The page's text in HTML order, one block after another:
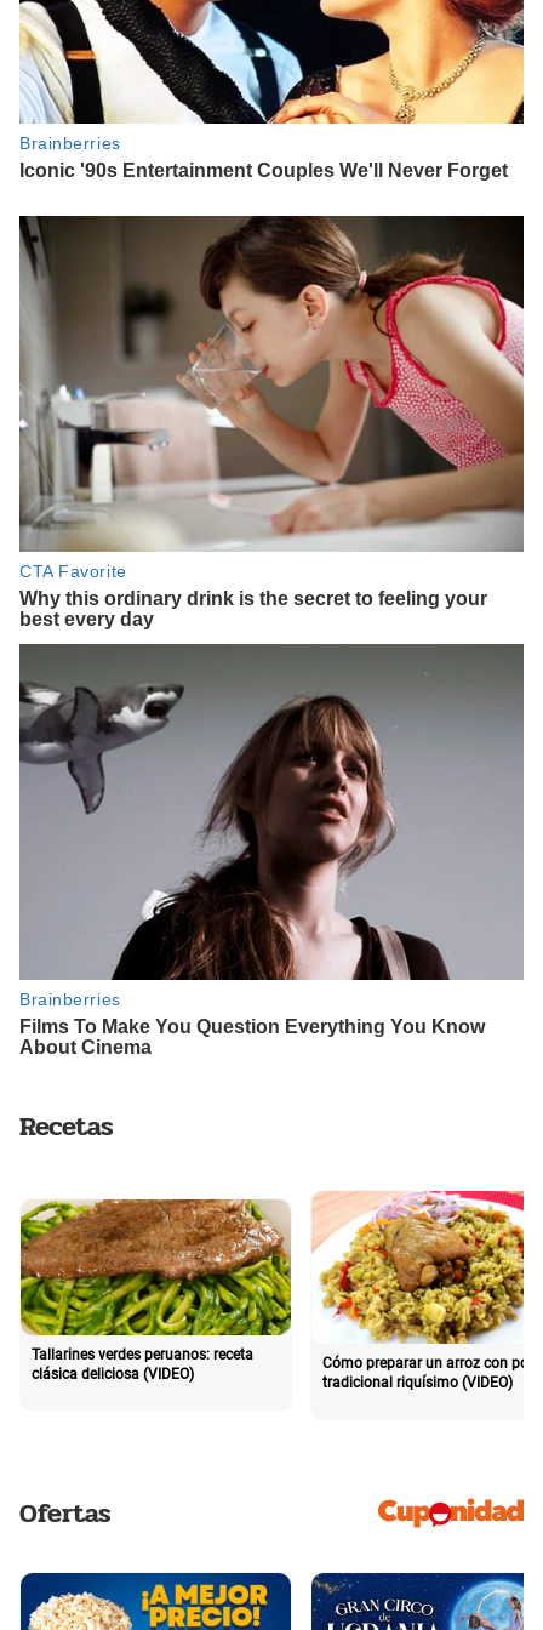
Recetas
Tallarines verdes peruanos: receta
clásica deliciosa (VIDEO)
Cómo preparar un arroz con pollo
tradicional riquísimo (VIDEO)
Ofertas